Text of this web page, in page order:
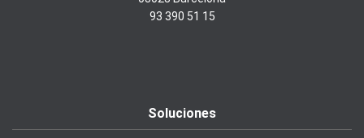
93 390 51 15
Soluciones